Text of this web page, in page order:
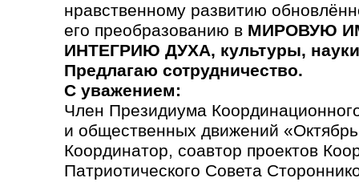
нравственному развитию
его преобразованию в МИРОВУЮ
ИНТЕГРИЮ ДУХА, культуры,
Предлагаю сотрудничество.
С уважением:
Член Президиума
и общественных движений
Координатор, соавтор проектов
Патриотического Совета